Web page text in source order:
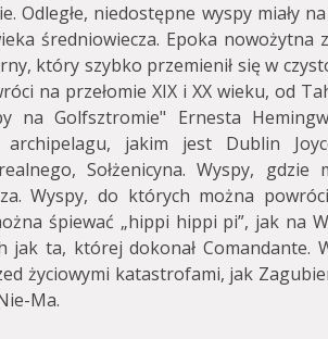
Odległe, niedostępne wyspy miały
średniowiecza. Epoka nowożytna
który szybko przemienił się w
na przełomie XIX i XX wieku, od
na Golfsztromie" Ernesta
archipelagu, jakim jest Dublin
Sołżenicyna. Wyspy,
Wyspy, do których można
śpiewać „hippi hippi pi”, jak na
jak ta, której dokonał Comandante.
życiowymi katastrofami, jak
Ma.